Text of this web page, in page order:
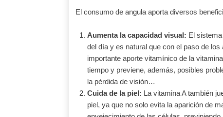
El consumo de angula aporta diversos
Aumenta la capacidad visual: El
del día y es natural que con el paso de
importante aporte vitamínico de la
tiempo y previene, además, posibles
la pérdida de visión…
Cuida de la piel: La vitamina A también
piel, ya que no solo evita la aparición de